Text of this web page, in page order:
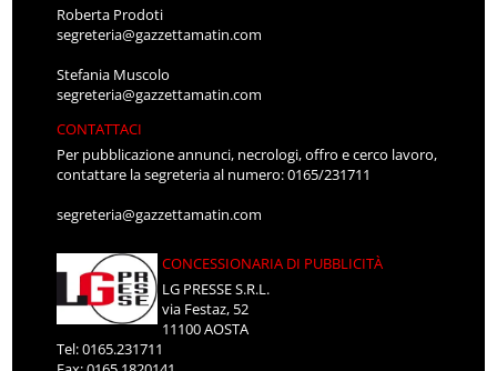
Roberta Prodoti
segreteria@gazzettamatin.com
Stefania Muscolo
segreteria@gazzettamatin.com
CONTATTACI
Per pubblicazione annunci, necrologi, offro e cerco lavoro,
contattare la segreteria al numero: 0165/231711
segreteria@gazzettamatin.com
CONCESSIONARIA DI PUBBLICITÀ
LG PRESSE S.R.L.
via Festaz, 52
11100 AOSTA
Tel: 0165.231711